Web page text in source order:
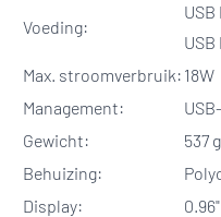
Voeding:
USB
Max. stroomverbruik: 18W
Management:
Gewicht:
537
Behuizing:
Display: